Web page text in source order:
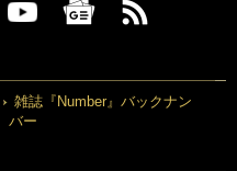
雑誌『Number』バックナン
バー